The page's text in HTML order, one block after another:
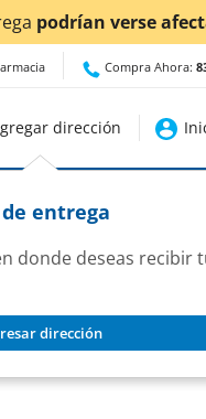
Compra Ahora:
dirección
entrega
donde deseas recibir
dirección
para Bebé